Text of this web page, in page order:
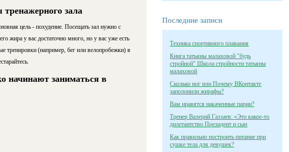
зала
цель - похудение. Посещать зал нужно с
жира у вас достаточно много, но у вас уже есть
тренировки (например, бег или велопробежки) в
начинают заниматься в
Последние записи
Техника спортивного плавания
Книга татьяны малаховой "будь
стройной" Школа стройности татьяны
малаховой
Сколько ног или Почему ВКонтакте
заполонили жирафы?
Вам нравятся накаченные парни?
Тренер Валерий Газзаев: «Это какое-то
дилетантство Президент и сын
Как правильно построить питание при
сушке тела для девушек?